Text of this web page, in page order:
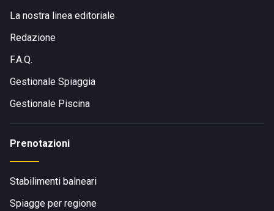
La nostra linea editoriale
Redazione
F.A.Q.
Gestionale Spiaggia
Gestionale Piscina
Prenotazioni
Stabilimenti balneari
Spiagge per regione